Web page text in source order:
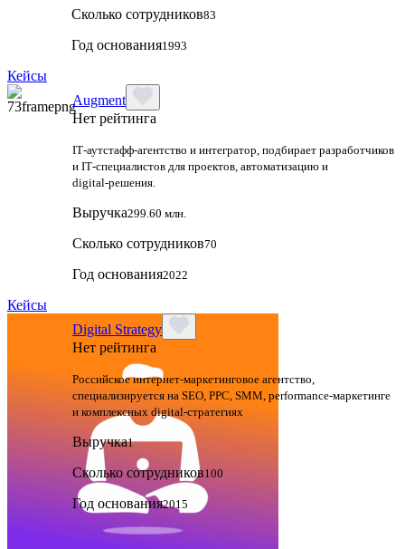
Сколько сотрудников83
Год основания1993
Кейсы
Augment
Нет рейтинга
IT‑аутстафф‑агентство и интегратор, подбирает разработчиков
и IT‑специалистов для проектов, автоматизацию и
digital‑решения.
Выручка299.60 млн.
Сколько сотрудников70
Год основания2022
Кейсы
Digital Strategy
Нет рейтинга
Российское интернет-маркетинговое агентство,
специализируется на SEO, PPC, SMM, performance-маркетинге
и комплексных digital-стратегиях
Выручка1
Сколько сотрудников100
Год основания2015